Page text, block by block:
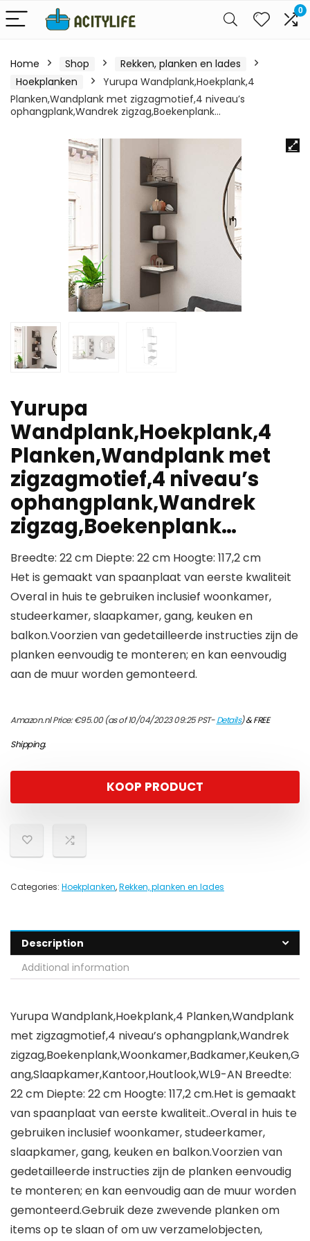
0
Home Shop
Rekken, planken en lades
Hoekplanken
Yurupa Wandplank,Hoekplank,4
Planken,Wandplank met zigzagmotief,4 niveau’s
ophangplank,Wandrek zigzag,Boekenplank…
Yurupa
Wandplank,Hoekplank,4
Planken,Wandplank met
zigzagmotief,4 niveau’s
ophangplank,Wandrek
zigzag,Boekenplank…
Breedte: 22 cm Diepte: 22 cm Hoogte: 117,2 cm
Het is gemaakt van spaanplaat van eerste kwaliteit
Overal in huis te gebruiken inclusief woonkamer,
studeerkamer, slaapkamer, gang, keuken en
balkon.Voorzien van gedetailleerde instructies zijn de
planken eenvoudig te monteren; en kan eenvoudig
aan de muur worden gemonteerd.
Amazon.nl Price:€95.00(as of 10/04/2023 09:25 PST-Details)&FREE
Shipping.
KOOP PRODUCT
Categories: Hoekplanken,Rekken, planken en lades
Description
Additional information
Yurupa Wandplank,Hoekplank,4 Planken,Wandplank
met zigzagmotief,4 niveau’s ophangplank,Wandrek
zigzag,Boekenplank,Woonkamer,Badkamer,Keuken,G
ang,Slaapkamer,Kantoor,Houtlook,WL9-AN Breedte:
22 cm Diepte: 22 cm Hoogte: 117,2 cm.Het is gemaakt
van spaanplaat van eerste kwaliteit..Overal in huis te
gebruiken inclusief woonkamer, studeerkamer,
slaapkamer, gang, keuken en balkon.Voorzien van
gedetailleerde instructies zijn de planken eenvoudig
te monteren; en kan eenvoudig aan de muur worden
gemonteerd.Gebruik deze zwevende planken om
items op te slaan of om uw verzamelobjecten,